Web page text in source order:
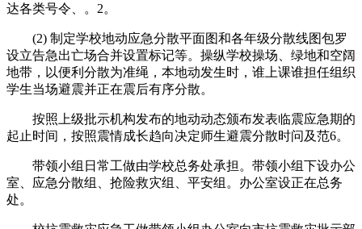
达各类号令、。2。
(2) 制定学校地动应急分散平面图和各年级分散线图包罗
设立告急出亡场合并设置标记等。操纵学校操场、绿地和空阔
地带，以便利分散为准绳，本地动发生时，谁上课谁担任组织
学生当场避震并正在震后有序分散。
按照上级批示机构发布的地动动态颁布发表临震应急期的
起止时间，按照震情成长趋向决定师生避震分散时问及范6。
带领小组日常工做由学校总务处承担。带领小组下设办公
室、应急分散组、抢险救灾组、平安组。办公室设正在总务
处。